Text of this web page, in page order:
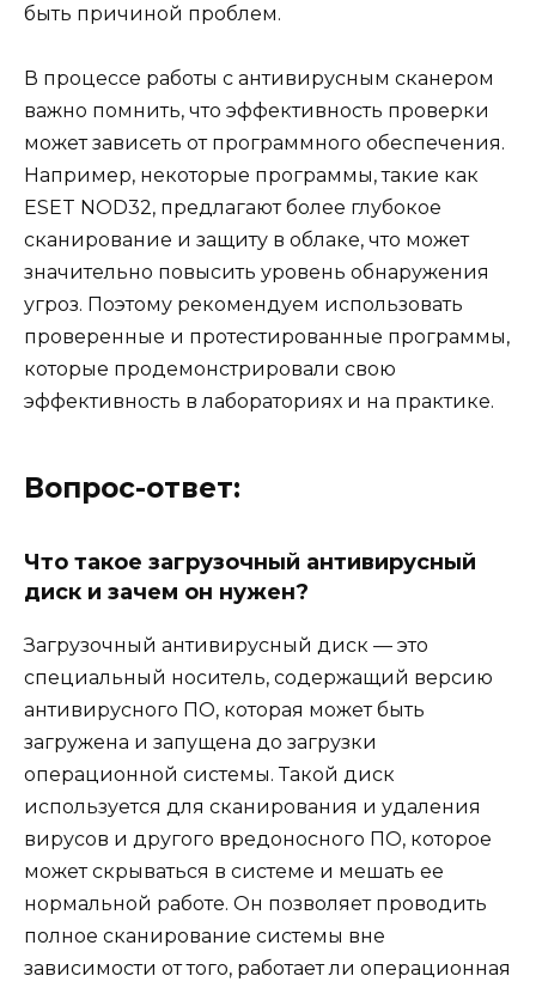
быть причиной проблем.
В процессе работы с антивирусным сканером
важно помнить, что эффективность проверки
может зависеть от программного обеспечения.
Например, некоторые программы, такие как
ESET NOD32, предлагают более глубокое
сканирование и защиту в облаке, что может
значительно повысить уровень обнаружения
угроз. Поэтому рекомендуем использовать
проверенные и протестированные программы,
которые продемонстрировали свою
эффективность в лабораториях и на практике.
Вопрос-ответ:
Что такое загрузочный антивирусный
диск и зачем он нужен?
Загрузочный антивирусный диск — это
специальный носитель, содержащий версию
антивирусного ПО, которая может быть
загружена и запущена до загрузки
операционной системы. Такой диск
используется для сканирования и удаления
вирусов и другого вредоносного ПО, которое
может скрываться в системе и мешать ее
нормальной работе. Он позволяет проводить
полное сканирование системы вне
зависимости от того, работает ли операционная